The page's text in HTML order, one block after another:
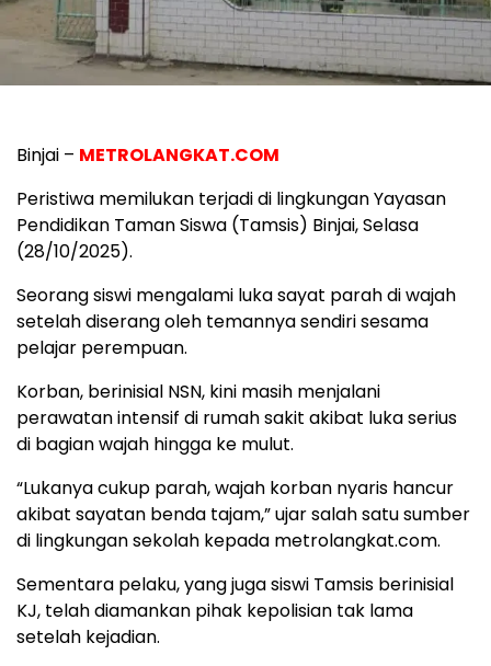
Binjai – METROLANGKAT.COM
Peristiwa memilukan terjadi di lingkungan Yayasan
Pendidikan Taman Siswa (Tamsis) Binjai, Selasa
(28/10/2025).
Seorang siswi mengalami luka sayat parah di wajah
setelah diserang oleh temannya sendiri sesama
pelajar perempuan.
Korban, berinisial NSN, kini masih menjalani
perawatan intensif di rumah sakit akibat luka serius
di bagian wajah hingga ke mulut.
“Lukanya cukup parah, wajah korban nyaris hancur
akibat sayatan benda tajam,” ujar salah satu sumber
di lingkungan sekolah kepada metrolangkat.com.
Sementara pelaku, yang juga siswi Tamsis berinisial
KJ, telah diamankan pihak kepolisian tak lama
setelah kejadian.